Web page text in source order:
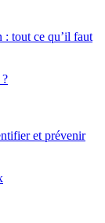
tout ce qu’il faut
et prévenir